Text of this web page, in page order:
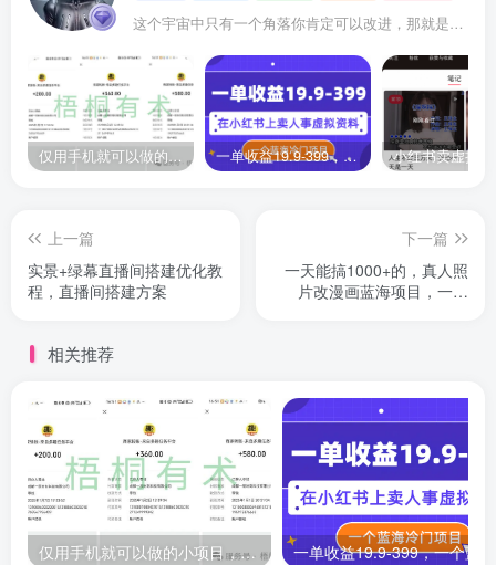
这个宇宙中只有一个角落你肯定可以改进，那就是你自己
仅用手机就可以做的小项目，当天就能见钱，每天100-300 一单收益19.9-399，一个蓝海冷门项目，在小红书上卖人事虚拟资料
上一篇
实景+绿幕直播间搭建优化教
程，直播间搭建方案
下一篇
一天能搞1000+的，真人照
片改漫画蓝海项目，一单
相关推荐
仅用手机就可以做的小项目，当天就能见钱，每天100-300